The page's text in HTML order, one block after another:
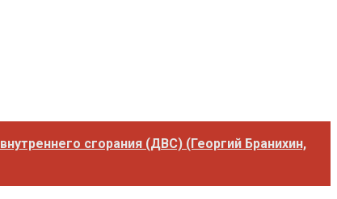
сгорания (ДВС) (Георгий Бранихин,